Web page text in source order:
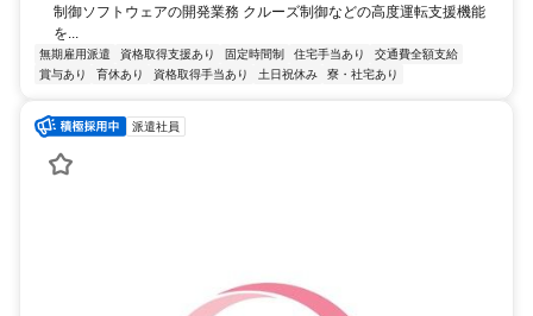
制御ソフトウェアの開発業務 クルーズ制御などの高度運転支援機能
を...
無期雇用派遣 資格取得支援あり 固定時間制 住宅手当あり
交通費全額支給
賞与あり
育休あり 資格取得手当あり 土日祝休み 寮・社宅あり
派遣社員